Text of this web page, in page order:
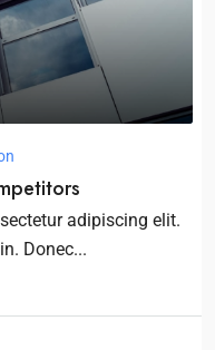
adipiscing elit.
Donec...